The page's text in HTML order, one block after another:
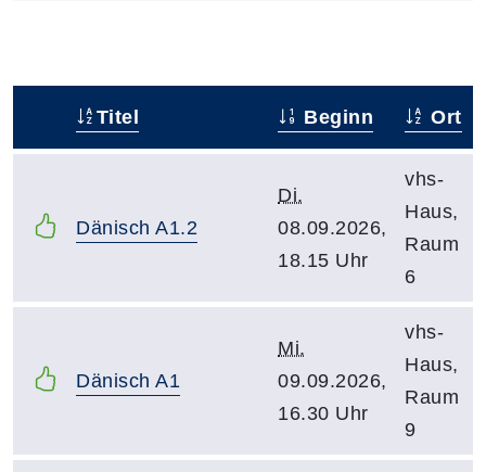
Titel Beginn Ort
Dänisch A1.2
Di.
08.09.2026,
18.15 Uhr
vhs-
Haus,
Raum
6
Dänisch A1
Mi.
09.09.2026,
16.30 Uhr
vhs-
Haus,
Raum
9